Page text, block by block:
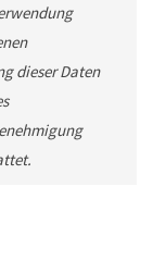
dieser Daten